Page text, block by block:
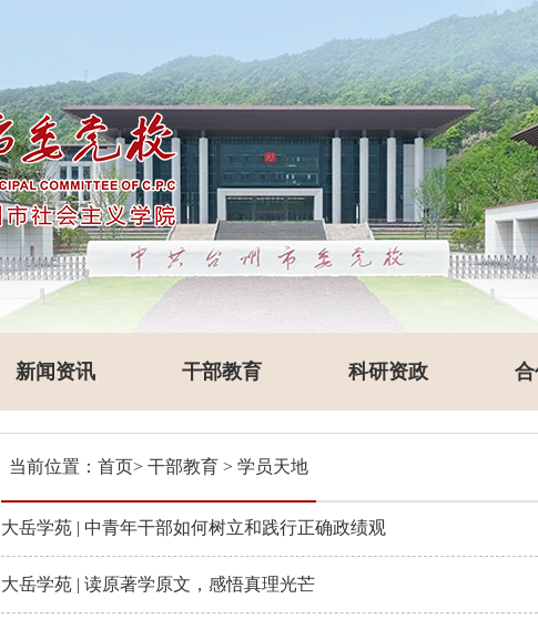
新闻资讯 干部教育 科研资政 合
当前位置： 首页> 干部教育 > 学员天地
大岳学苑 | 中青年干部如何树立和践行正确政绩观
大岳学苑 | 读原著学原文，感悟真理光芒